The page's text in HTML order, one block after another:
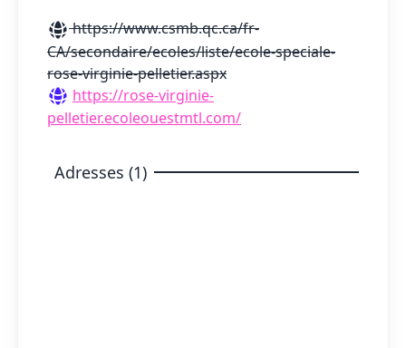
https://www.csmb.qc.ca/fr-
CA/secondaire/ecoles/liste/ecole-speciale-
rose-virginie-pelletier.aspx
https://rose-virginie-
pelletier.ecoleouestmtl.com/
Adresses (1)